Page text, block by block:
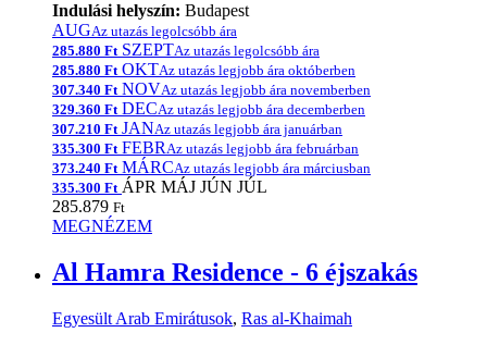
Indulási helyszín: Budapest
AUGAz utazás legolcsóbb ára
285.880 Ft SZEPTAz utazás legolcsóbb ára
285.880 Ft OKTAz utazás legjobb ára októberben
307.340 Ft NOVAz utazás legjobb ára novemberben
329.360 Ft DECAz utazás legjobb ára decemberben
307.210 Ft JANAz utazás legjobb ára januárban
335.300 Ft FEBRAz utazás legjobb ára februárban
373.240 Ft MÁRCAz utazás legjobb ára márciusban
335.300 Ft ÁPR MÁJ JÚN JÚL
285.879 Ft
MEGNÉZEM
Al Hamra Residence - 6 éjszakás
Egyesült Arab Emirátusok, Ras al-Khaimah